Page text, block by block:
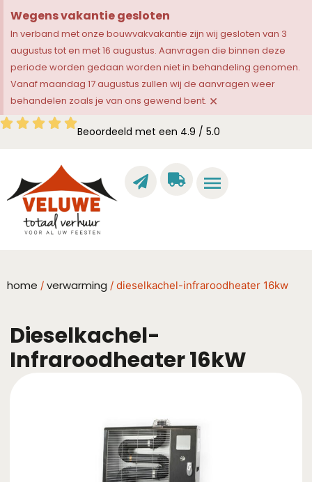
Wegens vakantie gesloten
In verband met onze bouwvakvakantie zijn wij gesloten van 3
augustus tot en met 16 augustus. Aanvragen die binnen deze
periode worden gedaan worden niet in behandeling genomen.
Vanaf maandag 17 augustus zullen wij de aanvragen weer
behandelen zoals je van ons gewend bent. ×
Beoordeeld met een 4.9 / 5.0
home / verwarming / dieselkachel-infraroodheater 16kw
Dieselkachel-
Infraroodheater 16kW